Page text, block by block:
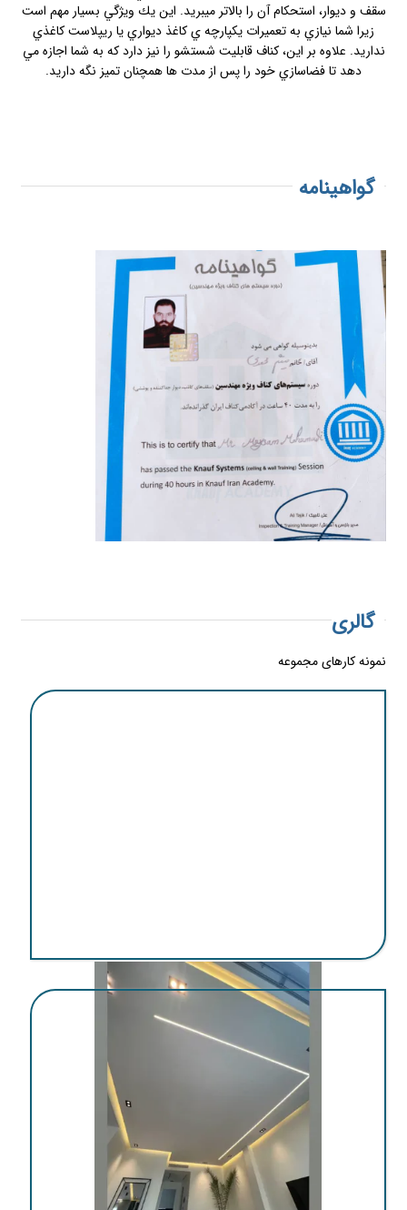
سقف و ديوار، استحكام آن را بالاتر ميبرید. اين يك ويژگي بسيار مهم است
زيرا شما نيازي به تعميرات يكپارچه ي كاغذ ديواري يا ريپلاست كاغذي
نداريد. علاوه بر اين، كناف قابليت شستشو را نيز دارد كه به شما اجازه مي
دهد تا فضاسازي خود را پس از مدت ها همچنان تميز نگه داريد.
گواهینامه
گالری
نمونه کارهای مجموعه
اجرای کناف در کرمان